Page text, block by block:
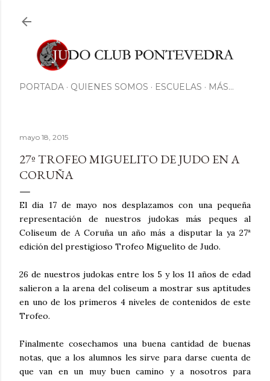
PORTADA QUIENES SOMOS ESCUELAS MÁS…
mayo 18, 2015
27º TROFEO MIGUELITO DE JUDO EN A
CORUÑA
El dia 17 de mayo nos desplazamos con una pequeña
representación de nuestros judokas más peques al
Coliseum de A Coruña un año más a disputar la ya 27ª
edición del prestigioso Trofeo Miguelito de Judo.
26 de nuestros judokas entre los 5 y los 11 años de edad
salieron a la arena del coliseum a mostrar sus aptitudes
en uno de los primeros 4 niveles de contenidos de este
Trofeo.
Finalmente cosechamos una buena cantidad de buenas
notas, que a los alumnos les sirve para darse cuenta de
que van en un muy buen camino y a nosotros para